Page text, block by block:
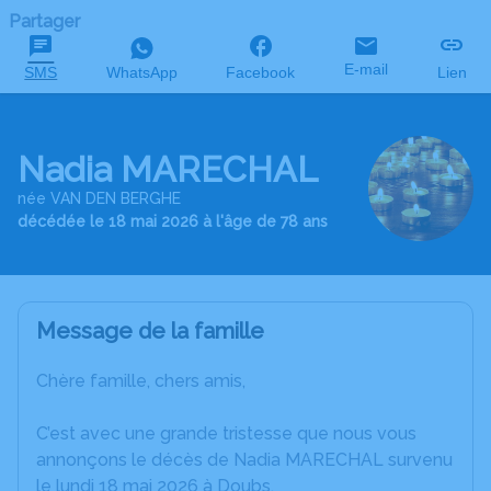
Partager
SMS WhatsApp Facebook E-mail Lien
Nadia MARECHAL
née VAN DEN BERGHE
décédée le 18 mai 2026 à l'âge de 78 ans
Message de la famille
Chère famille, chers amis,
C’est avec une grande tristesse que nous vous
annonçons le décès de Nadia MARECHAL survenu
le lundi 18 mai 2026 à Doubs.